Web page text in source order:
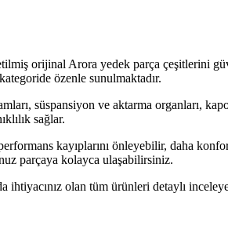
orijinal Arora yedek parça çeşitlerini
özenle sunulmaktadır.
süspansiyon ve aktarma organları,
sağlar.
kayıplarını önleyebilir, daha
parçaya kolayca ulaşabilirsiniz.
olan tüm ürünleri detaylı